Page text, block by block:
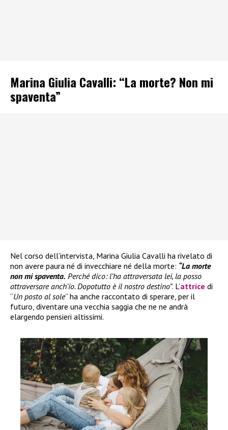
Marina Giulia Cavalli: “La morte? Non mi
spaventa”
Nel corso dell’intervista, Marina Giulia Cavalli ha rivelato di
non avere paura né di invecchiare né della morte: “La morte
non mi spaventa. Perché dico: l’ha attraversata lei, la posso
attraversare anch’io. Dopotutto è il nostro destino”. L’attrice di
“Un posto al sole” ha anche raccontato di sperare, per il
futuro, diventare una vecchia saggia che ne ne andrà
elargendo pensieri altissimi.